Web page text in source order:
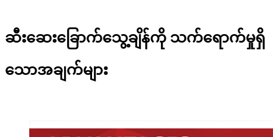
ဆီးဆေးခြောက်သွေ့ချိန်ကို သက်ရောက်မှုရှိ
သောအချက်များ